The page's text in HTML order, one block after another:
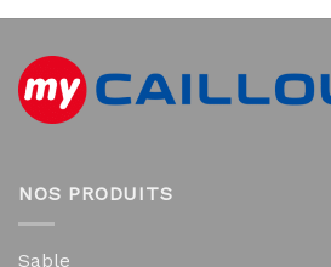
NOS PRODUITS
Sable